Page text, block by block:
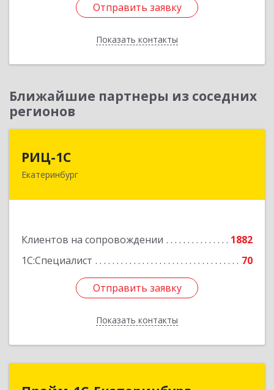
Отправить заявку
Показать контакты
Отправить заявку
Назад
Ближайшие партнеры из соседних
регионов
РИЦ-1С
Екатеринбург
Клиентов на сопровождении
1882
1С:Специалист
70
Отправить заявку
Показать контакты
620102, Свердловская обл, Екатеринбург г,
Отправить заявку
Назад
Прайм-1С-Екатеринбург